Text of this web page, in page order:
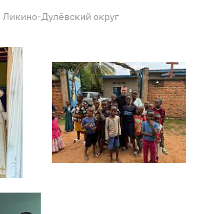
Ликино-Дулёвский округ